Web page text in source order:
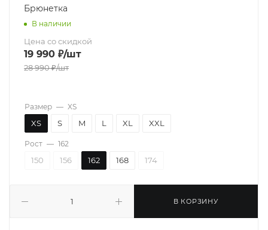
Брюнетка
В наличии
Цена со скидкой
19 990 ₽/шт
28 990₽/шт
В КОРЗИНУ
Размер — XS
XS S M L XL XXL
Рост — 162
150 156 162 168 174